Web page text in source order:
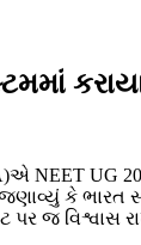
UG
જણાવ્યું કે ભારત
પર જ વિશ્વાસ